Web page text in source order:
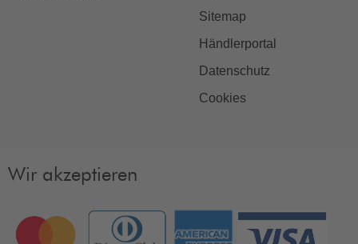
Sitemap
Händlerportal
Datenschutz
Cookies
Wir akzeptieren